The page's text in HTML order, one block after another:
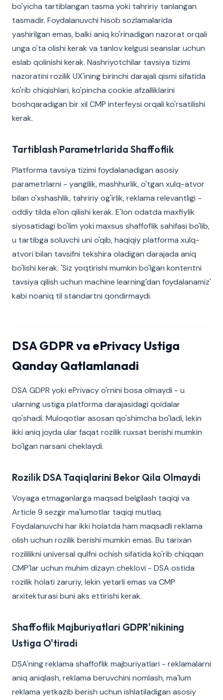
bo'yicha tartiblangan tasma yoki tahririy tanlangan
tasmadir. Foydalanuvchi hisob sozlamalarida
yashirilgan emas, balki aniq ko'rinadigan nazorat orqali
unga o'ta olishi kerak va tanlov kelgusi seanslar uchun
eslab qolinishi kerak. Nashriyotchilar tavsiya tizimi
nazoratini rozilik UX'ining birinchi darajali qismi sifatida
ko'rib chiqishlari, ko'pincha cookie afzalliklarini
boshqaradigan bir xil CMP interfeysi orqali ko'rsatilishi
kerak.
Tartiblash Parametrlarida Shaffoflik
Platforma tavsiya tizimi foydalanadigan asosiy
parametrlarni - yangilik, mashhurlik, o'tgan xulq-atvor
bilan o'xshashlik, tahririy og'irlik, reklama relevantligi -
oddiy tilda e'lon qilishi kerak. E'lon odatda maxfiylik
siyosatidagi bo'lim yoki maxsus shaffoflik sahifasi bo'lib,
u tartibga soluvchi uni o'qib, haqiqiy platforma xulq-
atvori bilan tavsifni tekshira oladigan darajada aniq
bo'lishi kerak. 'Siz yoqtirishi mumkin bo'lgan kontentni
tavsiya qilish uchun machine learning'dan foydalanamiz'
kabi noaniq til standartni qondirmaydi.
DSA GDPR va ePrivacy Ustiga
Qanday Qatlamlanadi
DSA GDPR yoki ePrivacy o'rnini bosa olmaydi - u
ularning ustiga platforma darajasidagi qoidalar
qo'shadi. Muloqotlar asosan qo'shimcha bo'ladi, lekin
ikki aniq joyda ular faqat rozilik ruxsat berishi mumkin
bo'lgan narsani cheklaydi.
Rozilik DSA Taqiqlarini Bekor Qila Olmaydi
Voyaga etmaganlarga maqsad belgilash taqiqi va
Article 9 sezgir ma'lumotlar taqiqi mutlaq.
Foydalanuvchi har ikki holatda ham maqsadli reklama
olish uchun rozilik berishi mumkin emas. Bu tarixan
rozililikni universal qulfni ochish sifatida ko'rib chiqqan
CMP'lar uchun muhim dizayn cheklovi - DSA ostida
rozilik holati zaruriy, lekin yetarli emas va CMP
arxitekturasi buni aks ettirishi kerak.
Shaffoflik Majburiyatlari GDPR'nikining
Ustiga O'tiradi
DSA'ning reklama shaffoflik majburiyatlari - reklamalarni
aniq aniqlash, reklama beruvchini nomlash, ma'lum
reklama yetkazib berish uchun ishlatiladigan asosiy